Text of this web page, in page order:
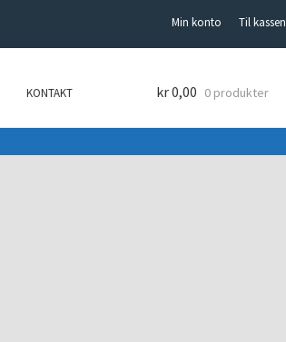
Min konto Til kassen
KONTAKT kr0,00 0 produkter